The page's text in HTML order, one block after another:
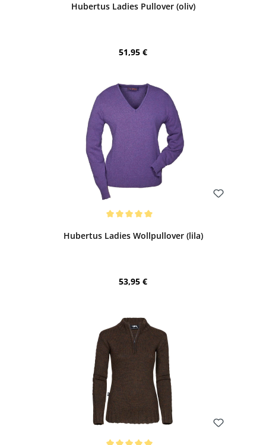
Hubertus Ladies Pullover (oliv)
Regulärer Preis:
51,95 €
Hubertus Ladies Wollpullover (lila)
Regulärer Preis:
53,95 €